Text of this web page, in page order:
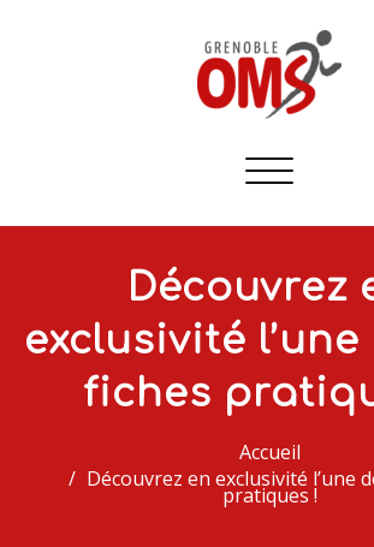
Afficher/
navigation
Découvrez
exclusivité
fiches
Accueil
Découvrez en exclusivité l’une
pratiques !